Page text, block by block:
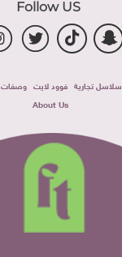
Follow US
سلاسل تجارية فوود لايت وصفات
About Us